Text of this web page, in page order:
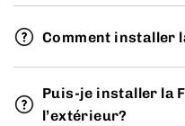
Comment installer
Puis-je installer la
l’extérieur?